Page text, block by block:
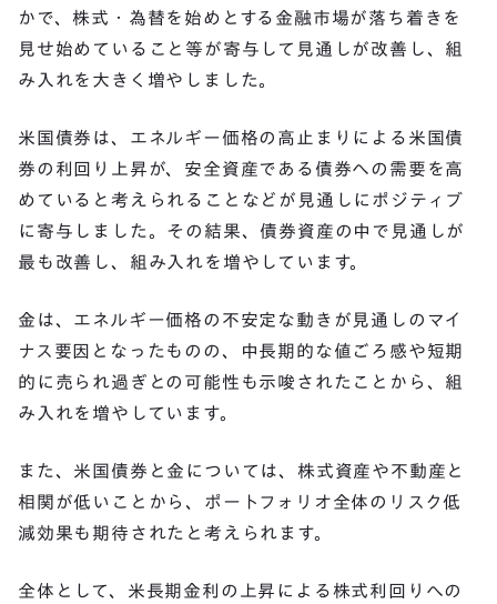
かで、株式・為替を始めとする金融市場が落ち着きを
見せ始めていること等が寄与して見通しが改善し、組
み入れを大きく増やしました。
米国債券は、エネルギー価格の高止まりによる米国債
券の利回り上昇が、安全資産である債券への需要を高
めていると考えられることなどが見通しにポジティブ
に寄与しました。その結果、債券資産の中で見通しが
最も改善し、組み入れを増やしています。
金は、エネルギー価格の不安定な動きが見通しのマイ
ナス要因となったものの、中長期的な値ごろ感や短期
的に売られ過ぎとの可能性も示唆されたことから、組
み入れを増やしています。
また、米国債券と金については、株式資産や不動産と
相関が低いことから、ポートフォリオ全体のリスク低
減効果も期待されたと考えられます。
全体として、米長期金利の上昇による株式利回りへの